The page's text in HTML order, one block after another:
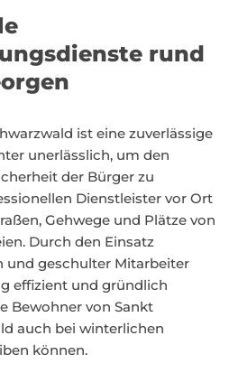
rund
ist eine zuverlässige
unerlässlich, um den
der Bürger zu
Dienstleister vor Ort
Gehwege und Plätze von
Durch den Einsatz
und geschulter Mitarbeiter
effizient und gründlich
Bewohner von Sankt
auch bei winterlichen
können.